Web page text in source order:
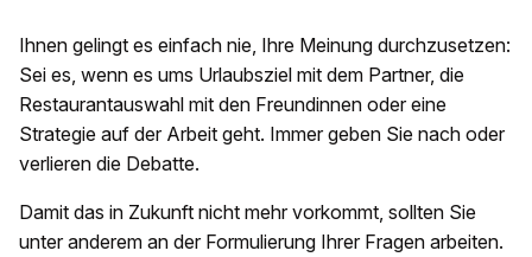
Ihnen gelingt es einfach nie, Ihre Meinung durchzusetzen:
Sei es, wenn es ums Urlaubsziel mit dem Partner, die
Restaurantauswahl mit den Freundinnen oder eine
Strategie auf der Arbeit geht. Immer geben Sie nach oder
verlieren die Debatte.
Damit das in Zukunft nicht mehr vorkommt, sollten Sie
unter anderem an der Formulierung Ihrer Fragen arbeiten.